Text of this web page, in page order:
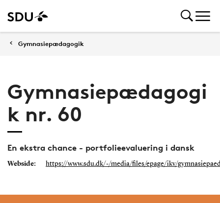
Gymnasiepædagogik
Gymnasiepædagogi
k nr. 60
En ekstra chance - portfolieevaluering i dansk
Webside: https://www.sdu.dk/-/media/files/epage/ikv/